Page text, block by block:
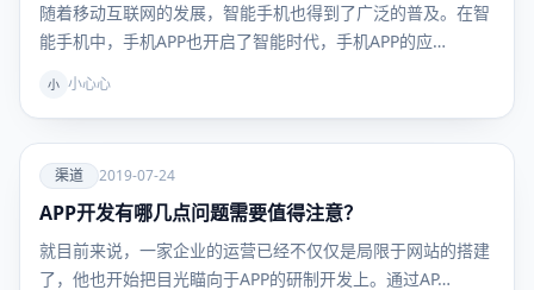
随着移动互联网的发展，智能手机也得到了广泛的普及。在智
能手机中，手机APP也开启了智能时代，手机APP的应…
小 小心心
爱
渠道
渠道 2019-07-24
APP开发有哪几点问题需要值得注意？
就目前来说，一家企业的运营已经不仅仅是局限于网站的搭建
了，他也开始把目光瞄向于APP的研制开发上。通过AP…